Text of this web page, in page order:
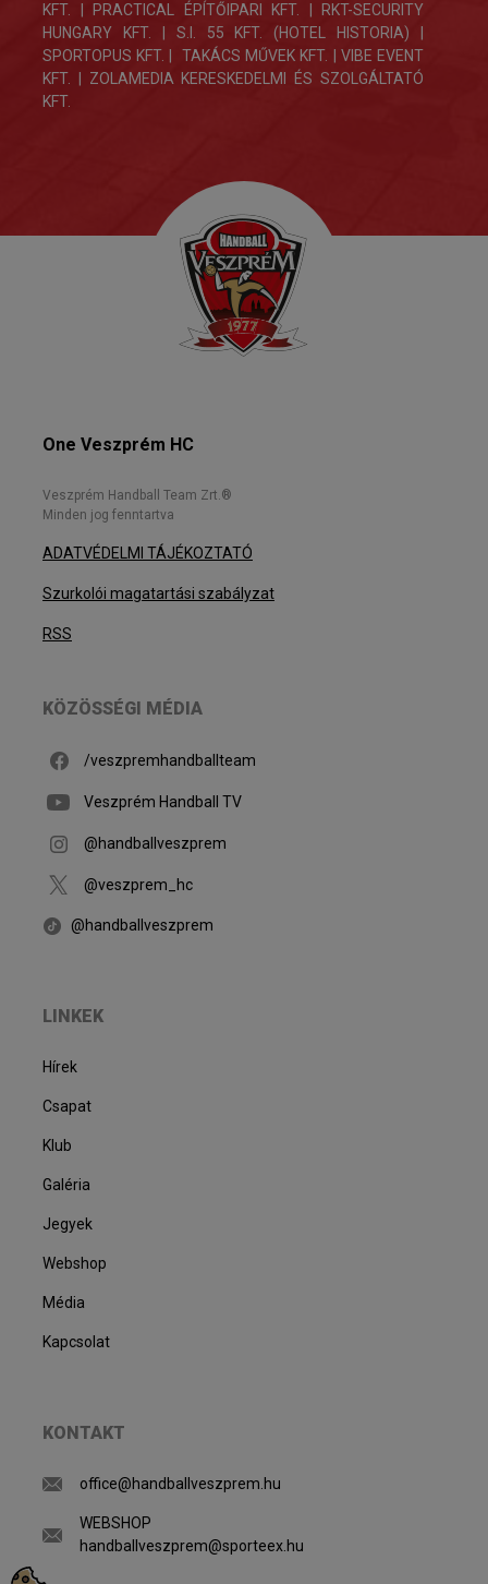
KFT. | PRACTICAL ÉPÍTŐIPARI KFT. | RKT-SECURITY
HUNGARY KFT. | S.I. 55 KFT. (HOTEL HISTORIA) |
SPORTOPUS KFT. | TAKÁCS MŰVEK KFT. | VIBE EVENT
KFT. | ZOLAMEDIA KERESKEDELMI ÉS SZOLGÁLTATÓ
KFT.
One Veszprém HC
Veszprém Handball Team Zrt.®
Minden jog fenntartva
ADATVÉDELMI TÁJÉKOZTATÓ
Szurkolói magatartási szabályzat
RSS
KÖZÖSSÉGI MÉDIA
/veszpremhandballteam
Veszprém Handball TV
@handballveszprem
@veszprem_hc
@handballveszprem
LINKEK
Hírek
Csapat
Klub
Galéria
Jegyek
Webshop
Média
Kapcsolat
KONTAKT
office@handballveszprem.hu
WEBSHOP
handballveszprem@sporteex.hu